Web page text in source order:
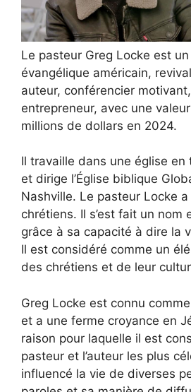
Le pasteur Greg Locke est
évangélique américain,
auteur, conférencier
entrepreneur, avec une
millions de dollars en 2024.
Il travaille dans une église
et dirige l’Église biblique
Nashville. Le pasteur Locke a
chrétiens. Il s’est fait un nom
grâce à sa capacité à dire la
Il est considéré comme un
des chrétiens et de leur
Greg Locke est connu
et a une ferme croyance en
raison pour laquelle il est
pasteur et l’auteur les plus
influencé la vie de diverses